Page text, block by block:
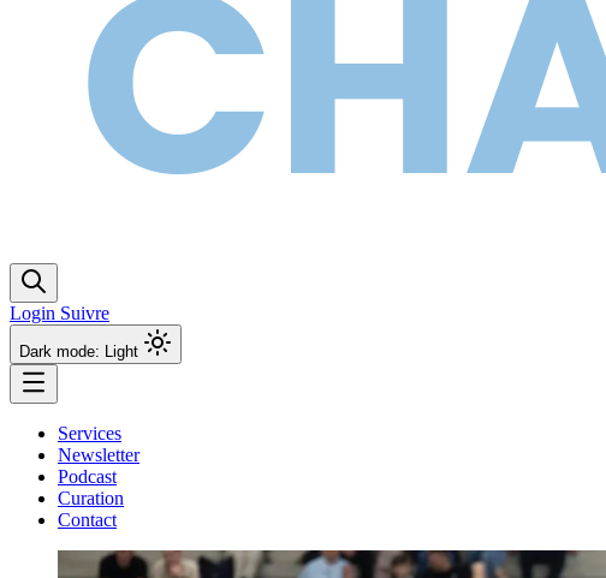
Login Suivre
Dark mode: Light
Services
Newsletter
Podcast
Curation
Contact